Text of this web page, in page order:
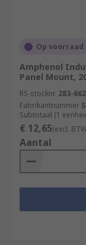
Op voorraad
Amphenol
Panel Mount,
RS-stocknr. 283-
Fabrikantnummer
Subtotaal (1
€ 12,65(excl.
Aantal